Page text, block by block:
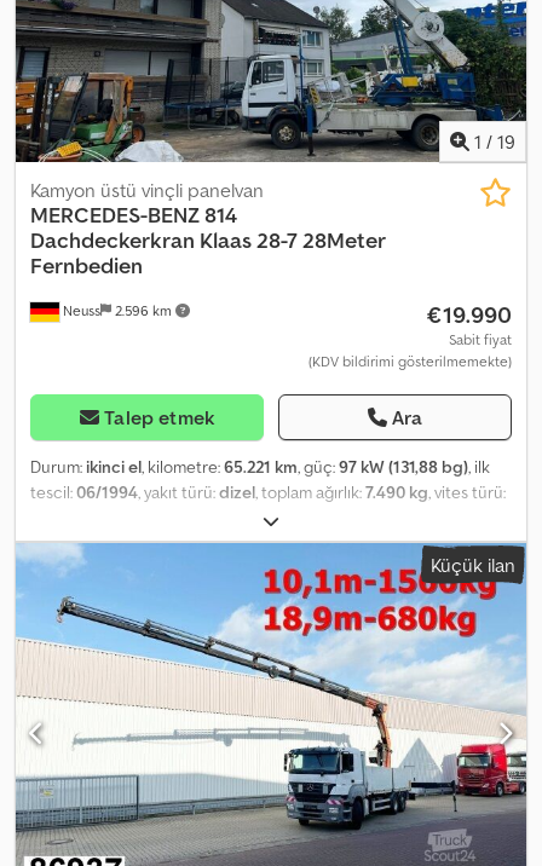
1 / 19
Neuss 2.596 km
Kamyon üstü vinçli panelvan
MERCEDES-BENZ814
Dachdeckerkran Klaas 28-7 28Meter
Fernbedien
€19.990
Sabit fiyat
(KDV bildirimi gösterilmemekte)
Talep etmek Ara
Durum: ikinci el, kilometre:65.221 km, güç:97 kW (131,88 bg), ilk
tescil:06/1994 , yakıt türü:dizel , toplam ağırlık:7.490 kg , vites türü:
, * 814 Roofer crane * Superstructure:
Klaas 28-07 * Operating hours: 4,601 * With remote control * With
work platform * Hatz diesel engine for crane operation *
Maximum height: 28 meters Codpfxsuffpde Aczsrf * Differential
lock * 6-cylinder engine * Rear left outrigger ram leaking
Küçük ilan